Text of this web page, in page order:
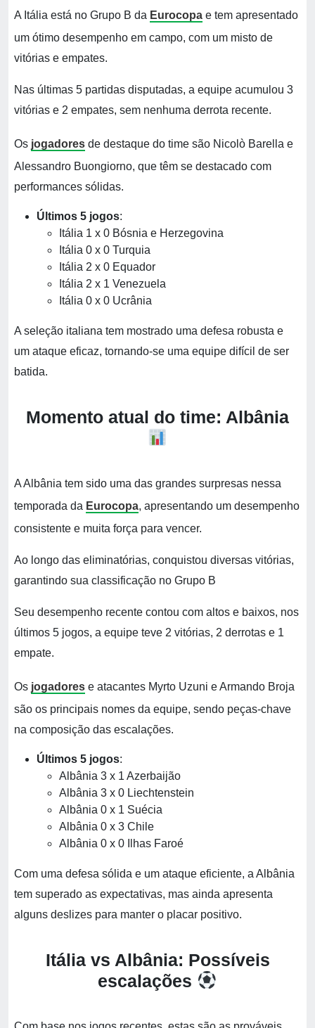
A Itália está no Grupo B da Eurocopa e tem apresentado
um ótimo desempenho em campo, com um misto de
vitórias e empates.
Nas últimas 5 partidas disputadas, a equipe acumulou 3
vitórias e 2 empates, sem nenhuma derrota recente.
Os jogadores de destaque do time são Nicolò Barella e
Alessandro Buongiorno, que têm se destacado com
performances sólidas.
Últimos 5 jogos:
Itália 1 x 0 Bósnia e Herzegovina
Itália 0 x 0 Turquia
Itália 2 x 0 Equador
Itália 2 x 1 Venezuela
Itália 0 x 0 Ucrânia
A seleção italiana tem mostrado uma defesa robusta e
um ataque eficaz, tornando-se uma equipe difícil de ser
batida.
Momento atual do time: Albânia
A Albânia tem sido uma das grandes surpresas nessa
temporada da Eurocopa, apresentando um desempenho
consistente e muita força para vencer.
Ao longo das eliminatórias, conquistou diversas vitórias,
garantindo sua classificação no Grupo B
Seu desempenho recente contou com altos e baixos, nos
últimos 5 jogos, a equipe teve 2 vitórias, 2 derrotas e 1
empate.
Os jogadores e atacantes Myrto Uzuni e Armando Broja
são os principais nomes da equipe, sendo peças-chave
na composição das escalações.
Últimos 5 jogos:
Albânia 3 x 1 Azerbaijão
Albânia 3 x 0 Liechtenstein
Albânia 0 x 1 Suécia
Albânia 0 x 3 Chile
Albânia 0 x 0 Ilhas Faroé
Com uma defesa sólida e um ataque eficiente, a Albânia
tem superado as expectativas, mas ainda apresenta
alguns deslizes para manter o placar positivo.
Itália vs Albânia: Possíveis
escalações